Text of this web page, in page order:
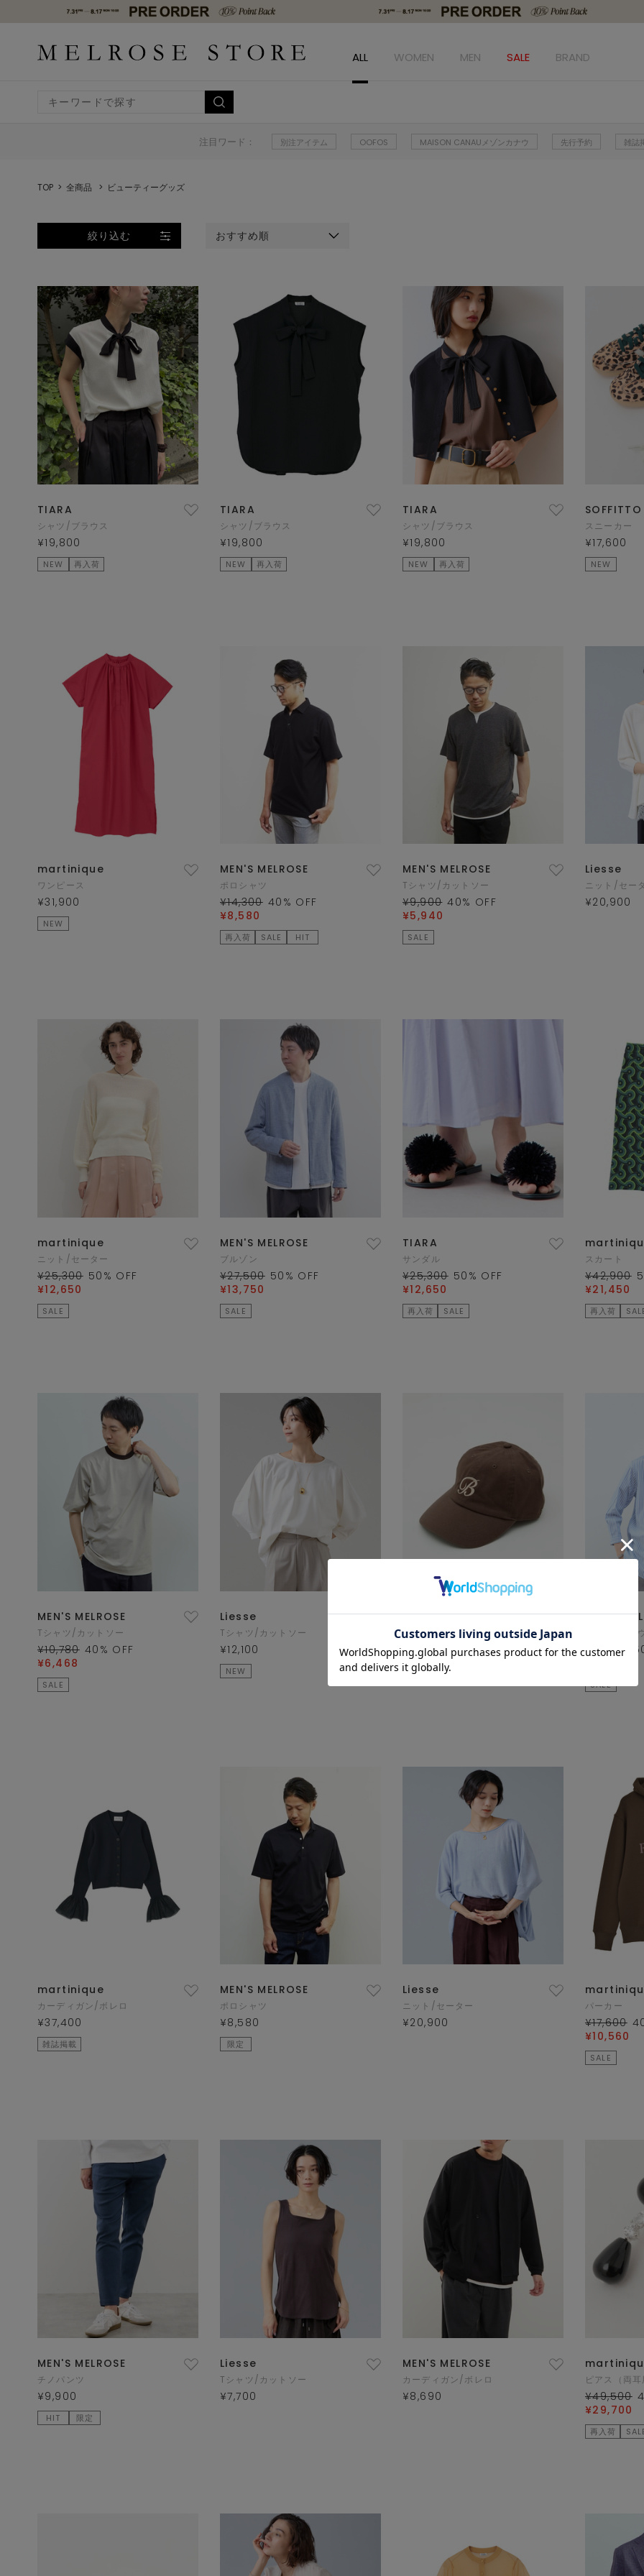
ALL WOMEN MEN SALE BRAND
注目ワード： 別注アイテム OOFOS MAISON CANAUメゾンカナウ 先行予約 雑誌
TOP 全商品 ビューティーグッズ
絞り込む おすすめ順
TIARA
シャツ/ブラウス
¥19,800
NEW 再入荷
TIARA
シャツ/ブラウス
¥19,800
NEW 再入荷
TIARA
シャツ/ブラウス
¥19,800
NEW 再入荷
SOFFITTO
スニーカー
¥17,600
NEW
martinique
ワンピース
¥31,900
NEW
MEN'S MELROSE
ポロシャツ
¥14,300 40 % OFF
¥8,580
再入荷 SALE HIT
MEN'S MELROSE
Tシャツ/カットソー
¥9,900 40% OFF
¥5,940
SALE
Liesse
ニット/セー
¥20,900
martinique
ニット/セーター
¥25,300 50 % OFF
¥12,650
SALE
MEN'S MELROSE
ブルゾン
¥27,500 50 % OFF
¥13,750
SALE
TIARA
サンダル
¥25,300 50 % OFF
¥12,650
再入荷 SALE
スカート
¥42,900
¥21,450
再入荷
MEN'S MELROSE
Tシャツ/カットソー
¥10,780 40 % OFF
¥6,468
SALE
Liesse
Tシャツ/カットソー
¥12,100
NEW
martinique
キャップ
¥14,300
別注コラボ
MEN'S
シャツ/ブラ
¥14,300
SALE
martinique
カーディガン/ボレロ
¥37,400
雑誌掲載
MEN'S MELROSE
ポロシャツ
¥8,580
限定
Liesse
ニット/セーター
¥20,900
パーカー
¥17,600
¥10,560
SALE
MEN'S MELROSE
チノパンツ
¥9,900
HIT 限定
Liesse
Tシャツ/カットソー
¥7,700
MEN'S MELROSE
カーディガン/ボレロ
¥8,690
ピアス（両
¥49,500
¥29,700
再入荷